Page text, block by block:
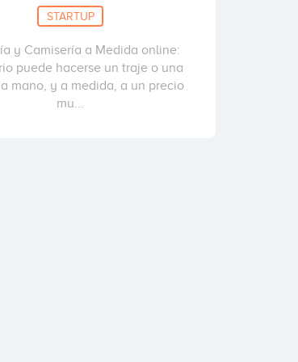
STARTUP
y Camisería a Medida online:
puede hacerse un traje o una
mano, y a medida, a un precio
mu...